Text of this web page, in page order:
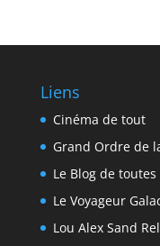
Liens
Cinéma de tout
Grand Ordre de
Le Blog de
Le Voyageur
Lou Alex Sand